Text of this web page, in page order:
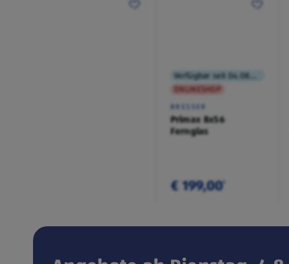
ONLINESHOP
BRESSER
Primax 8x56
Fernglas
€ 199,00¹